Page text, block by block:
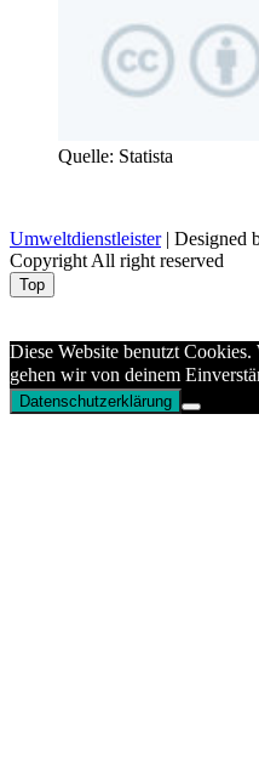
Quelle: Statista
Umweltdienstleister| Designed
Copyright All right reserved
Top
Diese Website benutzt
gehen wir von deinem
Datenschutzerklärung